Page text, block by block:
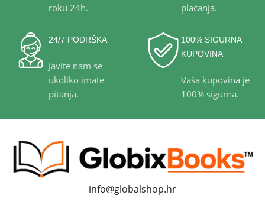
roku 24h.
plaćanja.
24/7 PODRŠKA
Javite nam se
ukoliko imate
pitanja.
100% SIGURNA
KUPOVINA
Vaša kupovina je
100% sigurna.
info@globalshop.hr